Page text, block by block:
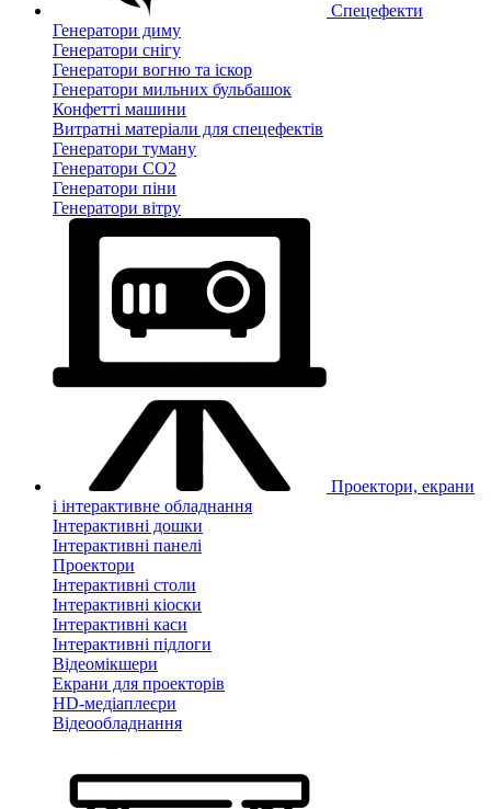
Спецефекти
Генератори диму
Генератори снігу
Генератори вогню та іскор
Генератори мильних бульбашок
Конфетті машини
Витратні матеріали для спецефектів
Генератори туману
Генератори CO2
Генератори піни
Генератори вітру
Проектори, екрани
і інтерактивне обладнання
Інтерактивні дошки
Інтерактивні панелі
Проектори
Інтерактивні столи
Інтерактивні кіоски
Інтерактивні каси
Інтерактивні підлоги
Відеомікшери
Екрани для проекторів
HD-медіаплеєри
Відеообладнання